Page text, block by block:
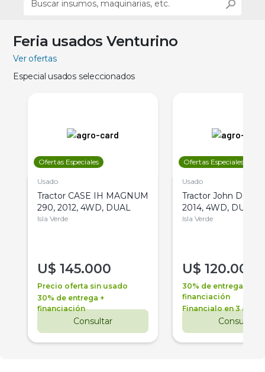
Feria usados Venturino
Ver ofertas
Especial usados seleccionados
Ofertas Especiales
Usado
Tractor CASE IH MAGNUM
290, 2012, 4WD, DUAL
Isla Verde
U$ 145.000
Precio oferta sin usado
30% de entrega +
financiación
Consultar
Ofertas Especiales
Usado
Tractor John Deere
2014, 4WD, DUAL
Isla Verde
U$ 120.000
30% de entrega +
financiación
Financialo en 3 años
Consultar